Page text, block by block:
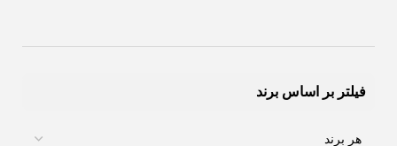
فیلتر بر اساس برند